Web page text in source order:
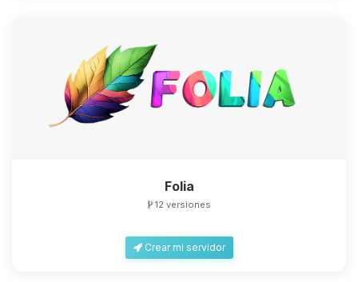
Folia
12 versiones
Crear mi servidor